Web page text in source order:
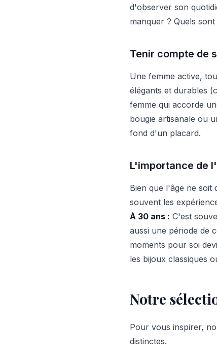
d'observer son
manquer ? Quels
Tenir compte de
Une femme active,
élégants et durables
femme qui accorde
bougie artisanale ou
fond d'un placard.
L'importance de
Bien que l'âge ne
souvent les
À 30 ans : C'est
aussi une période de
moments pour soi
les bijoux classiques
Notre
Pour vous inspirer,
distinctes.